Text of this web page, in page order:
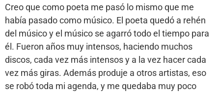
Creo que como poeta me pasó lo mismo que me
había pasado como músico. El poeta quedó a rehén
del músico y el músico se agarró todo el tiempo para
él. Fueron años muy intensos, haciendo muchos
discos, cada vez más intensos y a la vez hacer cada
vez más giras. Además produje a otros artistas, eso
se robó toda mi agenda, y me quedaba muy poco